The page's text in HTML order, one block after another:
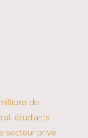
de
étudiants
secteur privé